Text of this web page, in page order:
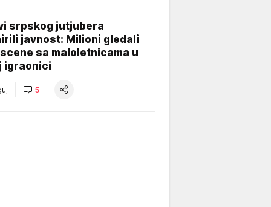
srpskog jutjubera
javnost: Milioni gledali
sa maloletnicama u
igraonici
5